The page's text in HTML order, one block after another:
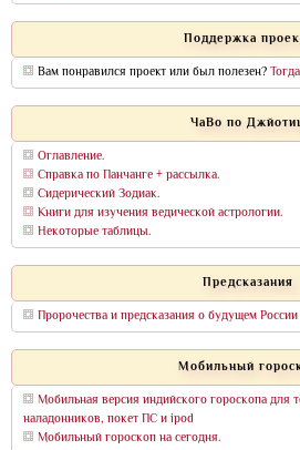
Поддержка
Вам понравился проект или был полезен?
ЧаВо по
Оглавление.
Справка по Панчанге + рассылка.
Сидерический Зодиак.
Книги для изучения ведической астрологии.
Некоторые таблицы.
Предсказания
Пророчества и предсказания о будущем
Мобильный
Мобильная версия индийского гороскопа для
наладонников, покет ПС и ipod
Мобильный гороскоп на сегодня.